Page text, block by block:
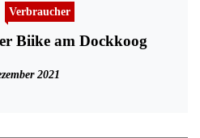
Verbraucher
Biike am Dockkoog
2021